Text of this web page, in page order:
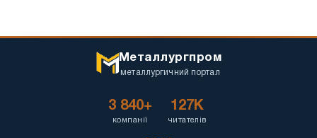
Металлургпром
металлургичний портал
3 840+
компанії
127K
читателів